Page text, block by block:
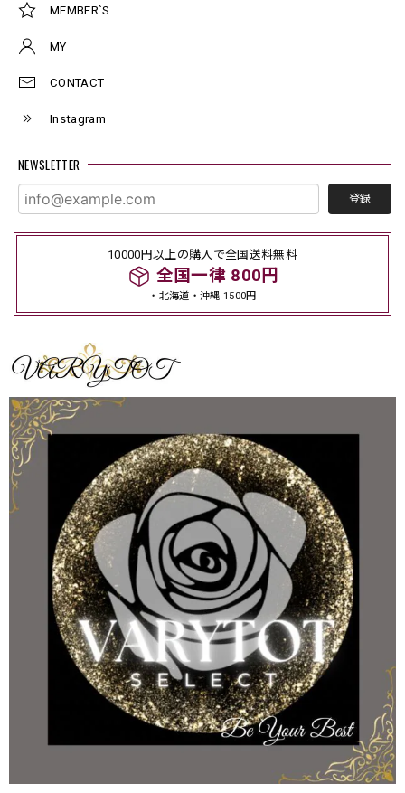
MEMBER`S
MY
CONTACT
Instagram
NEWSLETTER
登録
10000円以上の購入で全国送料無料
全国一律 800円
・北海道・沖縄 1500円